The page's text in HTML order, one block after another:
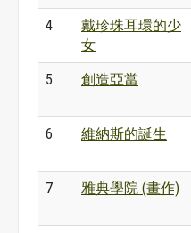
4
戴珍珠耳環的少
女
5 創造亞當
6 維納斯的誕生
7 雅典學院 (畫作)